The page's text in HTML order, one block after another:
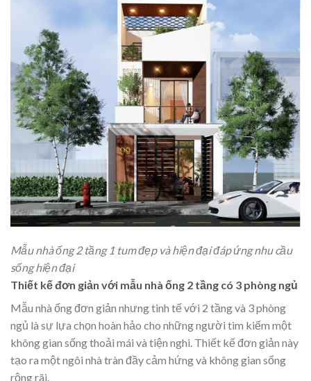
Mẫu nhà ống 2 tầng 1 tum đẹp và hiện đại đáp ứng nhu cầu
sống hiện đại
Thiết kế đơn giản với mẫu nhà ống 2 tầng có 3 phòng ngủ
Mẫu nhà ống đơn giản nhưng tinh tế với 2 tầng và 3 phòng
ngủ là sự lựa chọn hoàn hảo cho những người tìm kiếm một
không gian sống thoải mái và tiện nghi. Thiết kế đơn giản này
tạo ra một ngôi nhà tràn đầy cảm hứng và không gian sống
rộng rãi.